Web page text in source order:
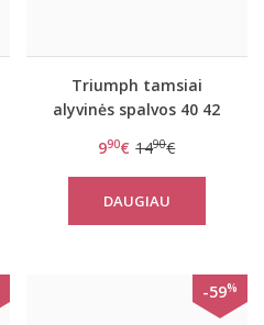
Triumph tamsiai
alyvinės spalvos 40 42
Amourette Spotlight
Brazilian
990€ 1490€
DAUGIAU
-59%